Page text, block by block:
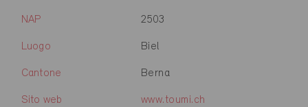
NAP 2503
Luogo Biel
Cantone Berna
Sito web www.toumi.ch